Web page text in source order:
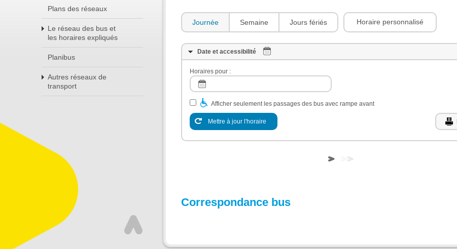
Plans des réseaux
Le réseau des bus et
les horaires expliqués
Planibus
Autres réseaux de
transport
Journée Semaine Jours fériés Horaire personnalisé
Date et accessibilité
Horaires pour :
Afficher seulement les passages des bus avec rampe avant
Mettre à jour l'horaire
Correspondance bus